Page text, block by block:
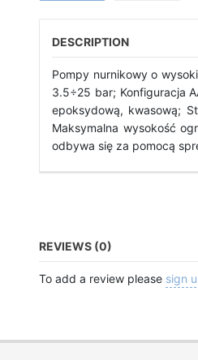
DESCRIPTION
Pompy nurnikowy o
3.5÷25 bar; Konfiguracja
epoksydową, kwasową;
Maksymalna wysokość
odbywa się za pomocą
REVIEWS (0)
To add a review please sign